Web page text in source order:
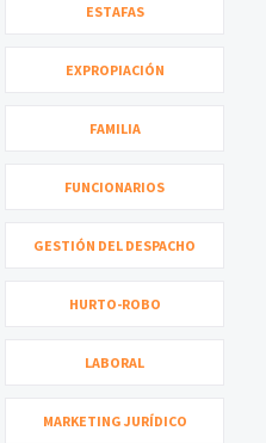
ESTAFAS
EXPROPIACIÓN
FAMILIA
FUNCIONARIOS
GESTIÓN DEL DESPACHO
HURTO-ROBO
LABORAL
MARKETING JURÍDICO